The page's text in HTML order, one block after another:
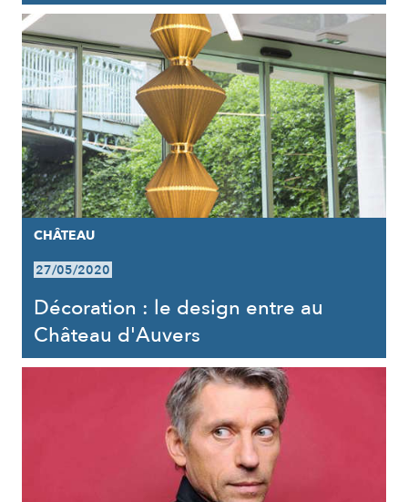
CHÂTEAU
27/05/2020
Décoration : le design entre au
Château d'Auvers